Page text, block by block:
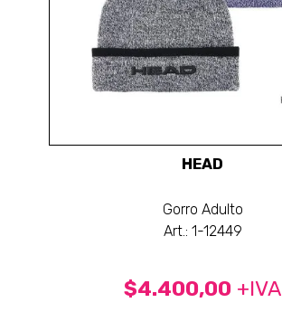
HEAD
Gorro Adulto
Art.: 1-12449
$4.400,00 +IVA